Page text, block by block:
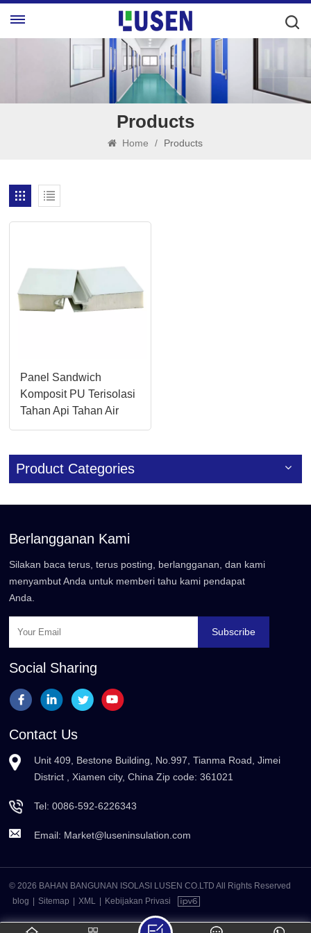
Products
Home / Products
Panel Sandwich
Komposit PU Terisolasi
Tahan Api Tahan Air
yang Dapat
Product Categories
Berlangganan Kami
Silakan baca terus, terus posting, berlangganan, dan kami
menyambut Anda untuk memberi tahu kami pendapat
Anda.
Subscribe
Social Sharing
Contact Us
Unit 409, Bestone Building, No.997, Tianma Road, Jimei
District , Xiamen city, China Zip code: 361021
Tel:0086-592-6226343
Email: Market@luseninsulation.com
© 2026 BAHAN BANGUNAN ISOLASI LUSEN CO.LTD All Rights Reserved
blog
Sitemap XML Kebijakan Privasi